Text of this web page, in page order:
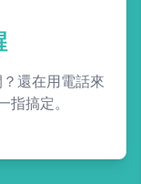
還在用電話來
指搞定。